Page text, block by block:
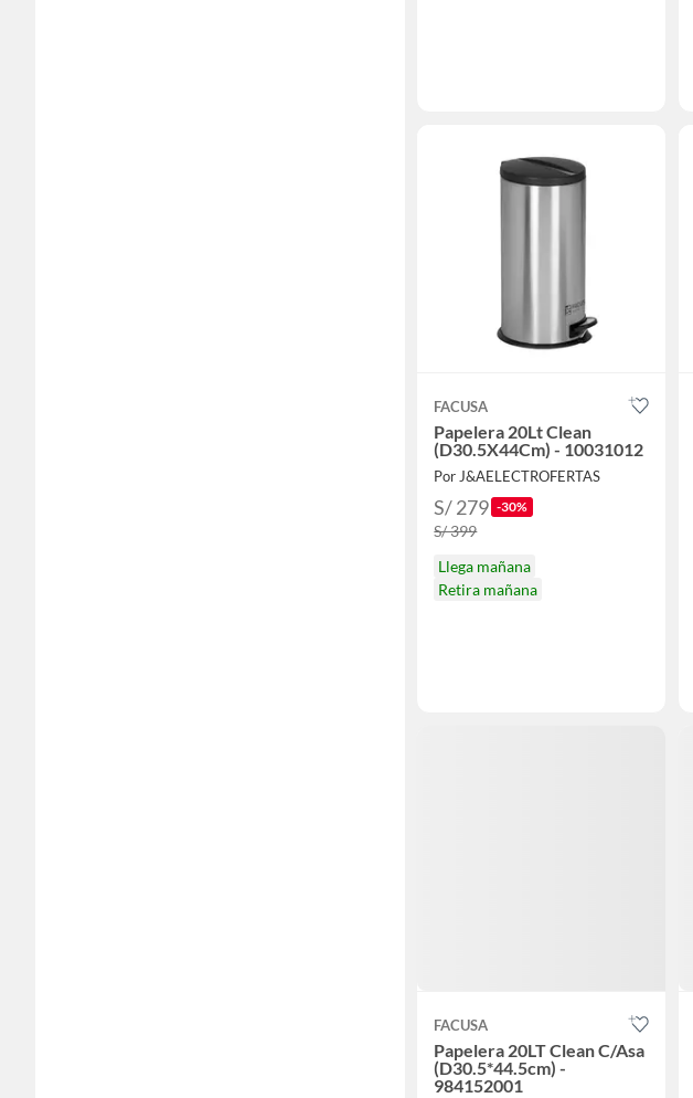
FACUSA
Papelera 20Lt Clean
(D30.5X44Cm) - 10031012
Por J&AELECTROFERTAS
S/ 279 -30%
S/ 399
Llega mañana
Retira mañana
FACUSA
Papelera 20LT Clean C/Asa
(D30.5*44.5cm) -
984152001